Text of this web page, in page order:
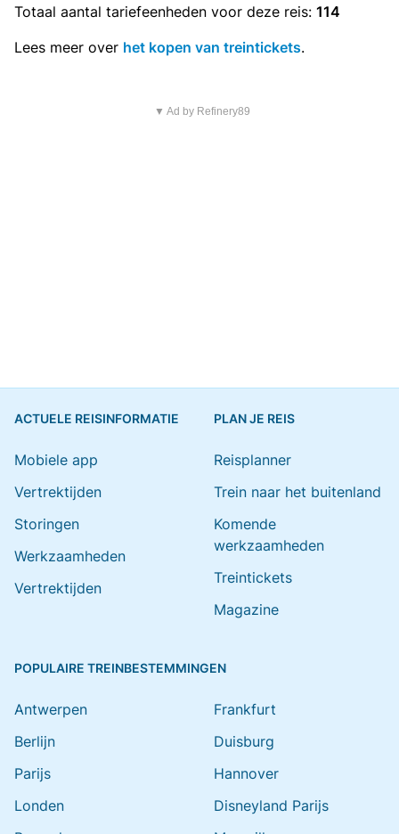
Totaal aantal tariefeenheden voor deze reis: 114
Lees meer over het kopen van treintickets.
▼ Ad by Refinery89
ACTUELE REISINFORMATIE
Mobiele app
Vertrektijden
Storingen
Werkzaamheden
Vertrektijden
PLAN JE REIS
Reisplanner
Trein naar het buitenland
Komende
werkzaamheden
Treintickets
Magazine
POPULAIRE TREINBESTEMMINGEN
Antwerpen
Berlijn
Parijs
Londen
Frankfurt
Duisburg
Hannover
Disneyland Parijs